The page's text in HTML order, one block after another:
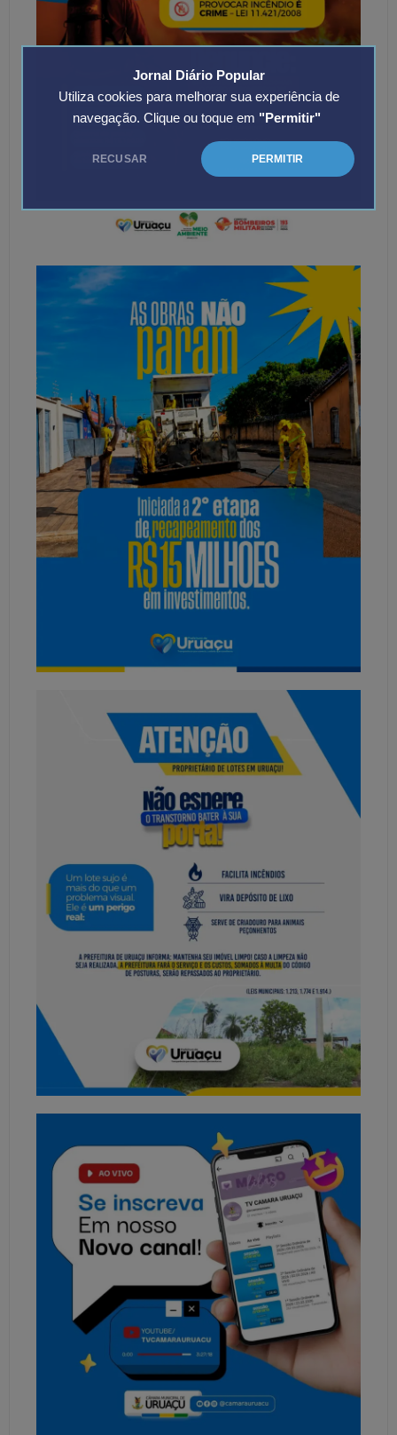
Jornal Diário Popular
Utiliza cookies para melhorar sua experiência de
navegação. Clique ou toque em "Permitir"
RECUSAR PERMITIR